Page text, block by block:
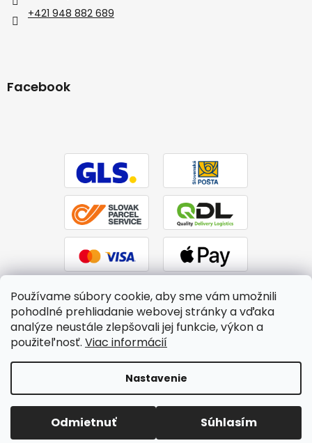
Používame súbory cookie, aby sme vám umožnili
pohodlné prehliadanie webovej stránky a vďaka
analýze neustále zlepšovali jej funkcie, výkon a
použiteľnosť. Viac informácií
Nastavenie
Odmietnuť Súhlasím
+421 948 882 689
Facebook
Copyright 2026BTPS.sk. Všetky práva vyhradené.Upraviť
nastavenie cookies